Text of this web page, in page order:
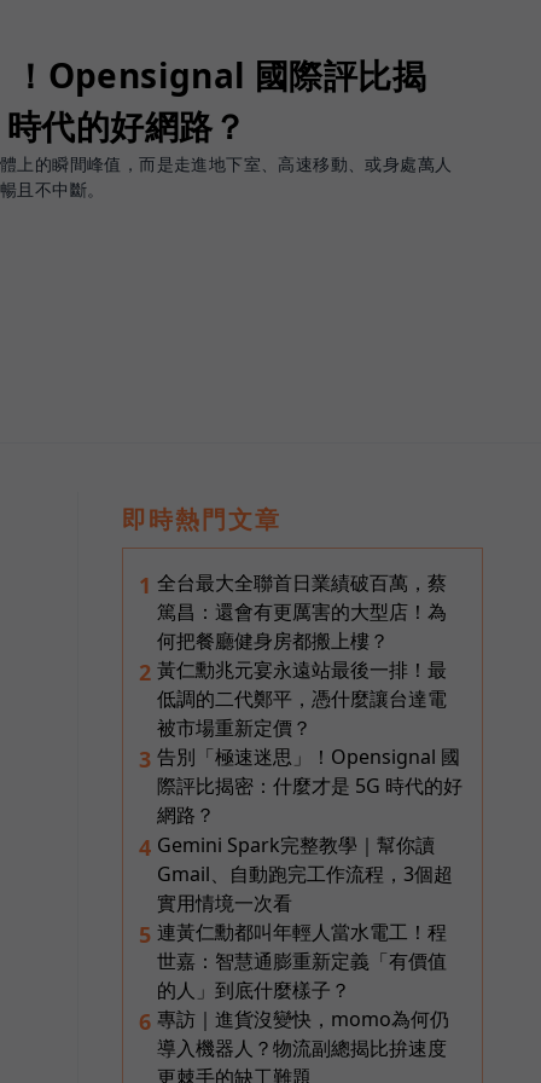
！Opensignal 國際評比揭
代的好網路？
上的瞬間峰值，而是走進地下室、高速移動、或身處萬人
且不中斷。
即時熱門文章
1 全台最大全聯首日業績破百萬，蔡
篤昌：還會有更厲害的大型店！為
何把餐廳健身房都搬上樓？
2 黃仁勳兆元宴永遠站最後一排！最
低調的二代鄭平，憑什麼讓台達電
被市場重新定價？
3 告別「極速迷思」！Opensignal 國
際評比揭密：什麼才是 5G 時代的好
網路？
4 Gemini Spark完整教學｜幫你讀
Gmail、自動跑完工作流程，3個超
實用情境一次看
5 連黃仁勳都叫年輕人當水電工！程
世嘉：智慧通膨重新定義「有價值
的人」到底什麼樣子？
6 專訪｜進貨沒變快，momo為何仍
導入機器人？物流副總揭比拚速度
更棘手的缺工難題